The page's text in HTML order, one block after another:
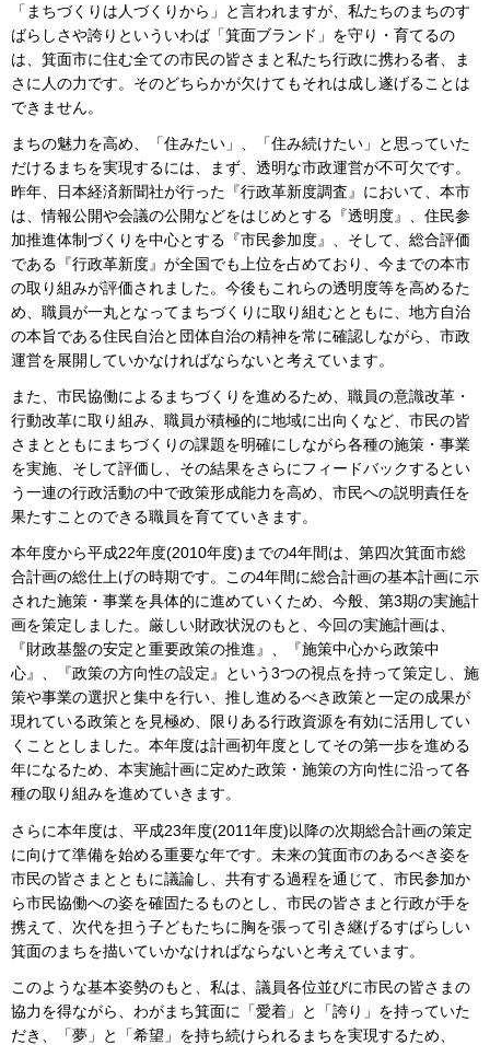
「まちづくりは人づくりから」と言われますが、私たちのまちのす
ばらしさや誇りといういわば「箕面ブランド」を守り・育てるの
は、箕面市に住む全ての市民の皆さまと私たち行政に携わる者、ま
さに人の力です。そのどちらかが欠けてもそれは成し遂げることは
できません。
まちの魅力を高め、「住みたい」、「住み続けたい」と思っていた
だけるまちを実現するには、まず、透明な市政運営が不可欠です。
昨年、日本経済新聞社が行った『行政革新度調査』において、本市
は、情報公開や会議の公開などをはじめとする『透明度』、住民参
加推進体制づくりを中心とする『市民参加度』、そして、総合評価
である『行政革新度』が全国でも上位を占めており、今までの本市
の取り組みが評価されました。今後もこれらの透明度等を高めるた
め、職員が一丸となってまちづくりに取り組むとともに、地方自治
の本旨である住民自治と団体自治の精神を常に確認しながら、市政
運営を展開していかなければならないと考えています。
また、市民協働によるまちづくりを進めるため、職員の意識改革・
行動改革に取り組み、職員が積極的に地域に出向くなど、市民の皆
さまとともにまちづくりの課題を明確にしながら各種の施策・事業
を実施、そして評価し、その結果をさらにフィードバックするとい
う一連の行政活動の中で政策形成能力を高め、市民への説明責任を
果たすことのできる職員を育てていきます。
本年度から平成22年度(2010年度)までの4年間は、第四次箕面市総
合計画の総仕上げの時期です。この4年間に総合計画の基本計画に示
された施策・事業を具体的に進めていくため、今般、第3期の実施計
画を策定しました。厳しい財政状況のもと、今回の実施計画は、
『財政基盤の安定と重要政策の推進』、『施策中心から政策中
心』、『政策の方向性の設定』という3つの視点を持って策定し、施
策や事業の選択と集中を行い、推し進めるべき政策と一定の成果が
現れている政策とを見極め、限りある行政資源を有効に活用してい
くこととしました。本年度は計画初年度としてその第一歩を進める
年になるため、本実施計画に定めた政策・施策の方向性に沿って各
種の取り組みを進めていきます。
さらに本年度は、平成23年度(2011年度)以降の次期総合計画の策定
に向けて準備を始める重要な年です。未来の箕面市のあるべき姿を
市民の皆さまとともに議論し、共有する過程を通じて、市民参加か
ら市民協働への姿を確固たるものとし、市民の皆さまと行政が手を
携えて、次代を担う子どもたちに胸を張って引き継げるすばらしい
箕面のまちを描いていかなければならないと考えています。
このような基本姿勢のもと、私は、議員各位並びに市民の皆さまの
協力を得ながら、わがまち箕面に「愛着」と「誇り」を持っていた
だき、「夢」と「希望」を持ち続けられるまちを実現するため、